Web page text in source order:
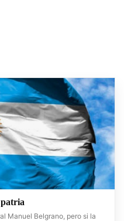
Manuel Belgrano, pero si la